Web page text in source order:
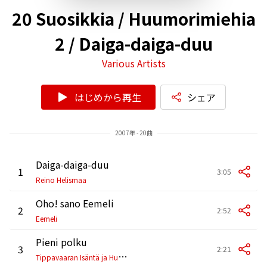
20 Suosikkia / Huumorimiehia
2 / Daiga-daiga-duu
Various Artists
はじめから再生 シェア
2007年 - 20曲
1 Daiga-daiga-duu
Reino Helismaa
3:05
2 Oho! sano Eemeli
Eemeli
2:52
3
Pieni polku
T
ippavaaran Isäntä ja Humppa-Veikot
2:21